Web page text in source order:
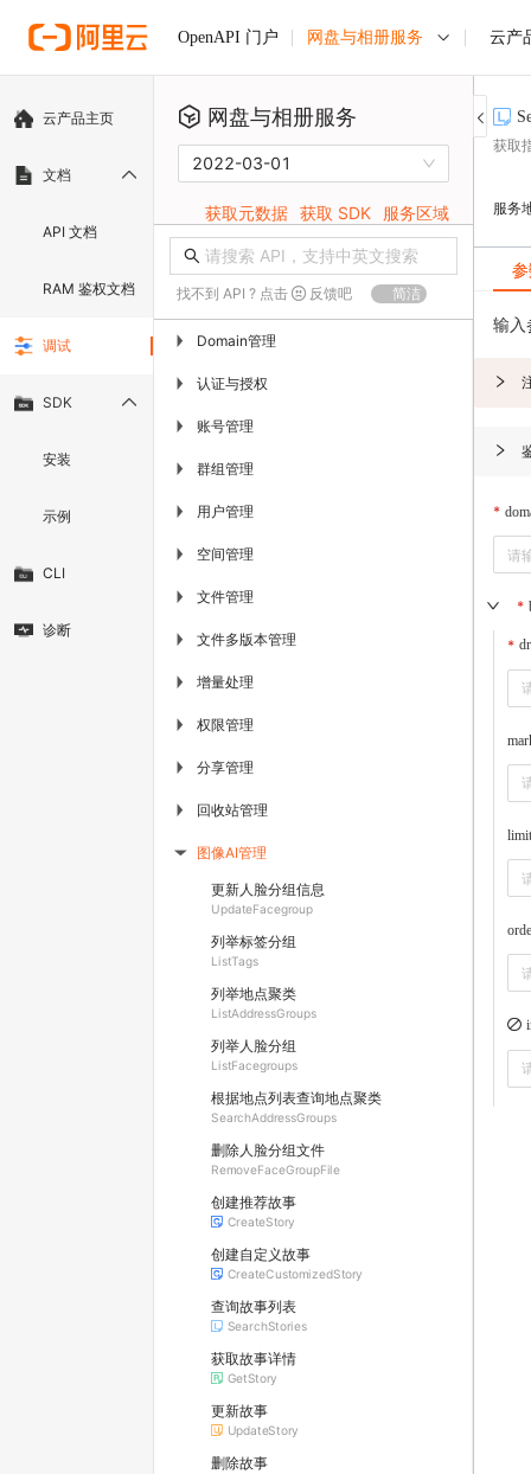
OpenAPI 门户 网盘与相册服务 云产
云产品主页
文档
API 文档
RAM 鉴权文档
调试
SDK
安装
示例
CLI
诊断
网盘与相册服务
2022-03-01
获取元数据 获取 SDK 服务区域
找不到 API ? 点击 反馈吧 简洁
▶ Domain管理
▶ 认证与授权
▶ 账号管理
▶ 群组管理
▶ 用户管理
▶ 空间管理
▶ 文件管理
▶ 文件多版本管理
▶ 增量处理
▶ 权限管理
▶ 分享管理
▶ 回收站管理
▶ 图像AI管理
更新人脸分组信息
UpdateFacegroup
列举标签分组
ListTags
列举地点聚类
ListAddressGroups
列举人脸分组
ListFacegroups
根据地点列表查询地点聚类
SearchAddressGroups
删除人脸分组文件
RemoveFaceGroupFile
创建推荐故事
CreateStory
创建自定义故事
CreateCustomizedStory
查询故事列表
SearchStories
获取故事详情
GetStory
更新故事
UpdateStory
删除故事
获取
服务
输入
limit